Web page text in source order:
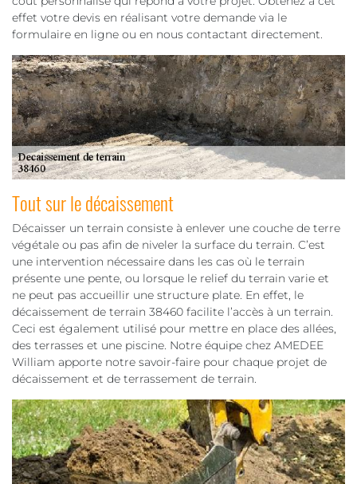
effet votre devis en réalisant votre demande via le
formulaire en ligne ou en nous contactant directement.
Tout sur le décaissement
Décaisser un terrain consiste à enlever une couche de terre
végétale ou pas afin de niveler la surface du terrain. C’est
une intervention nécessaire dans les cas où le terrain
présente une pente, ou lorsque le relief du terrain varie et
ne peut pas accueillir une structure plate. En effet, le
décaissement de terrain 38460 facilite l’accès à un terrain.
Ceci est également utilisé pour mettre en place des allées,
des terrasses et une piscine. Notre équipe chez AMEDEE
William apporte notre savoir-faire pour chaque projet de
décaissement et de terrassement de terrain.